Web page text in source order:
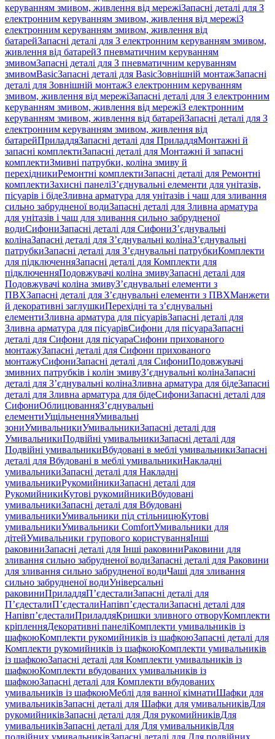
керуванням змивом, живлення від мережіЗапасні деталі для З
електронним керуванням змивом, живлення від мережіЗ
електронним керуванням змивом, живлення від
батарейЗапасні деталі для З електронним керуванням змивом,
живлення від батарейЗ пневматичним керуванням
змивомЗапасні деталі для З пневматичним керуванням
змивомBasicЗапасні деталі для BasicЗовнішній монтажЗапасні
деталі для Зовнішній монтажЗ електронним керуванням
змивом, живлення від мережіЗапасні деталі для З електронним
керуванням змивом, живлення від мережіЗ електронним
керуванням змивом, живлення від батарейЗапасні деталі для З
електронним керуванням змивом, живлення від
батарейПриладдяЗапасні деталі для ПриладдяМонтажні й
запасні комплектиЗапасні деталі для Монтажні й запасні
комплектиЗмивні патрубки, коліна змиву й
перехідникиРемонтні комплектиЗапасні деталі для Ремонтні
комплектиЗахисні панеліЗ’єднувальні елементи для унітазів,
пісуарів і бідеЗливна арматура для унітазів і чаш для зливання
сильно забрудненої водиЗапасні деталі для Зливна арматура
для унітазів і чаш для зливання сильно забрудненої
водиСифониЗапасні деталі для СифониЗ’єднувальні
колінаЗапасні деталі для З’єднувальні колінаЗ’єднувальні
патрубкиЗапасні деталі для З’єднувальні патрубкиКомплекти
для підключенняЗапасні деталі для Комплекти для
підключенняПодовжувачі коліна змивуЗапасні деталі для
Подовжувачі коліна змивуЗ’єднувальні елементи з
ПВХЗапасні деталі для З’єднувальні елементи з ПВХМанжети
й декоративні заглушкиПерехідні та з’єднувальні
елементиЗливна арматура для пісуарівЗапасні деталі для
Зливна арматура для пісуарівСифони для пісуараЗапасні
деталі для Сифони для пісуараСифони прихованого
монтажуЗапасні деталі для Сифони прихованого
монтажуСифониЗапасні деталі для СифониПодовжувачі
змивних патрубків і колін змивуЗ’єднувальні колінаЗапасні
деталі для З’єднувальні колінаЗливна арматура для бідеЗапасні
деталі для Зливна арматура для бідеСифониЗапасні деталі для
СифониОблицюванняЗ’єднувальні
елементиУщільненняУмивальні
зониУмивальникиУмивальникиЗапасні деталі для
УмивальникиПодвійні умивальникиЗапасні деталі для
Подвійні умивальникиВбудовані в меблі умивальникиЗапасні
деталі для Вбудовані в меблі умивальникиНакладні
умивальникиЗапасні деталі для Накладні
умивальникиРукомийникиЗапасні деталі для
РукомийникиКутові рукомийникиВбудовані
умивальникиЗапасні деталі для Вбудовані
умивальникиУмивальники під стільницюКутові
умивальникиУмивальники ComfortУмивальники для
дітейУмивальники групового користуванняІнші
раковиниЗапасні деталі для Інші раковиниРаковини для
зливання сильно забрудненої водиЗапасні деталі для Раковини
для зливання сильно забрудненої водиЧаші для зливання
сильно забрудненої водиУніверсальні
раковиниПриладдяП’єдесталиЗапасні деталі для
П’єдесталиП’єдесталиНапівп’єдесталиЗапасні деталі для
Напівп’єдесталиПриладдяКришки зливного отворуКомплекти
кріпленняДекоративні панеліКомплекти умивальників із
шафкоюКомплекти рукомийників із шафкоюЗапасні деталі для
Комплекти рукомийників із шафкоюКомплекти умивальників
із шафкоюЗапасні деталі для Комплекти умивальників із
шафкоюКомплекти вбудованих умивальників із
шафкоюЗапасні деталі для Комплекти вбудованих
умивальників із шафкоюМеблі для ванної кімнатиШафки для
умивальниківЗапасні деталі для Шафки для умивальниківДля
рукомийниківЗапасні деталі для Для рукомийниківДля
умивальниківЗапасні деталі для Для умивальниківДля
подвійних умивальниківЗапасні деталі для Для подвійних